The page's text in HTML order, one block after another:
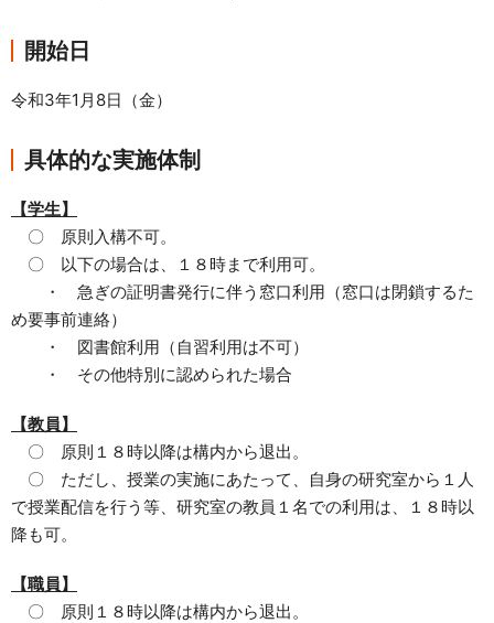
開始日
令和3年1月8日（金）
具体的な実施体制
【学生】
〇 原則入構不可。
〇 以下の場合は、１８時まで利用可。
・ 急ぎの証明書発行に伴う窓口利用（窓口は閉鎖するた
め要事前連絡）
・ 図書館利用（自習利用は不可）
・ その他特別に認められた場合
【教員】
〇 原則１８時以降は構内から退出。
〇 ただし、授業の実施にあたって、自身の研究室から１人
で授業配信を行う等、研究室の教員１名での利用は、１８時以
降も可。
【職員】
〇 原則１８時以降は構内から退出。